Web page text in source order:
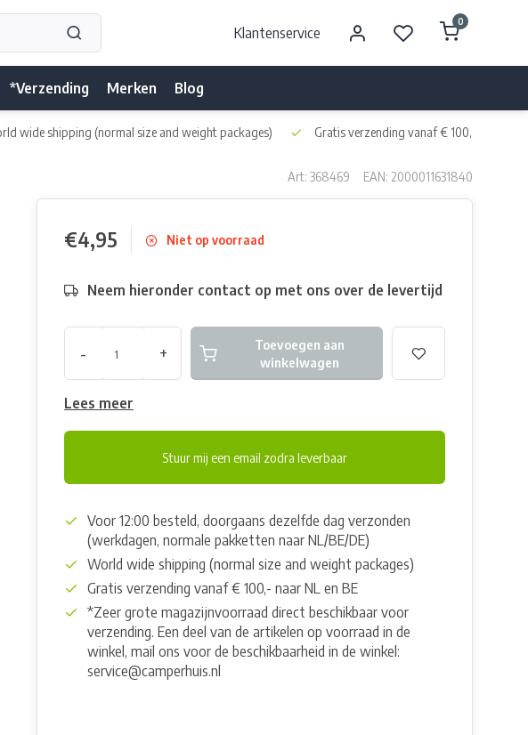
Klantenservice
0
*Verzending Merken Blog
wide shipping (normal size and weight packages) Gratis verzending vanaf € 100,- naar NL
Art: 368469 EAN: 2000011631840
€4,95 Niet op voorraad
Neem hieronder contact op met ons over de levertijd
- +
Toevoegen aan
winkelwagen
Lees meer
Stuur mij een email zodra leverbaar
Voor 12:00 besteld, doorgaans dezelfde dag verzonden
(werkdagen, normale pakketten naar NL/BE/DE)
World wide shipping (normal size and weight packages)
Gratis verzending vanaf € 100,- naar NL en BE
*Zeer grote magazijnvoorraad direct beschikbaar voor
verzending. Een deel van de artikelen op voorraad in de
winkel, mail ons voor de beschikbaarheid in de winkel:
service@camperhuis.nl